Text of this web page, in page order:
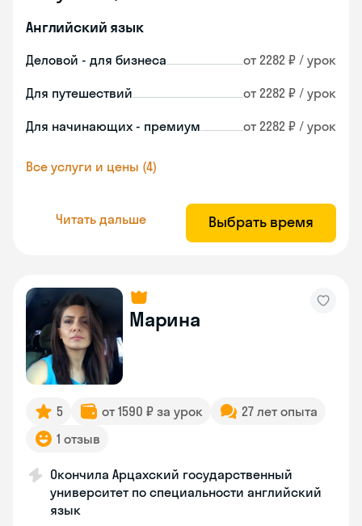
Английский язык
Деловой - для бизнеса от 2282 ₽ / урок
Для путешествий от 2282 ₽ / урок
Для начинающих - премиум от 2282 ₽ / урок
Все услуги и цены (4)
Читать дальше Выбрать время
Марина
5 от 1590 ₽ за урок
27 лет опыта
1 отзыв
Окончила Арцахский государственный
университет по специальности английский
язык